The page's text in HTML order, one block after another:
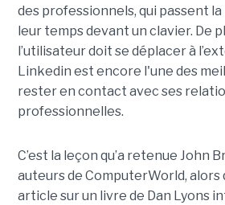
des professionnels, qui passent
leur temps devant un clavier. De
l’utilisateur doit se déplacer à
Linkedin est encore l'une des
rester en contact avec ses
professionnelles.
C’est la leçon qu’a retenue John
auteurs de ComputerWorld, alors
article sur un livre de Dan Lyons